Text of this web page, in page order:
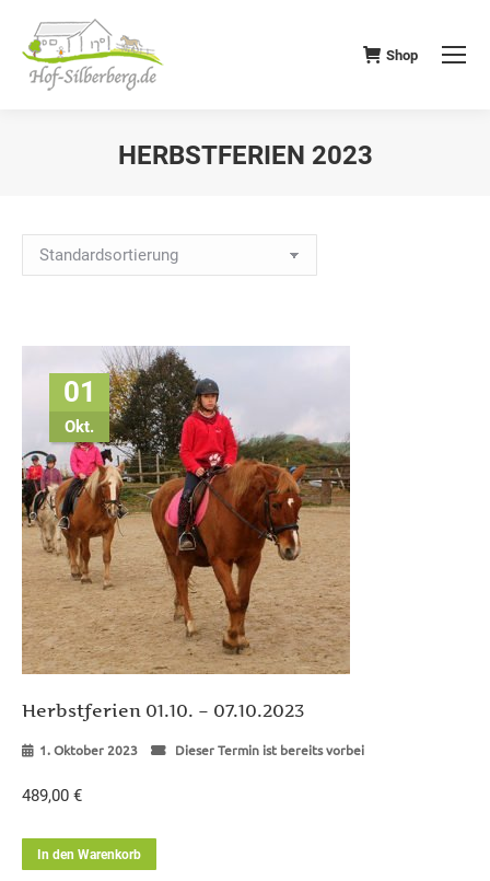
Shop
HERBSTFERIEN 2023
01
Okt.
Herbstferien 01.10. – 07.10.2023
1. Oktober 2023 Dieser Termin ist bereits vorbei
489,00 €
In den Warenkorb